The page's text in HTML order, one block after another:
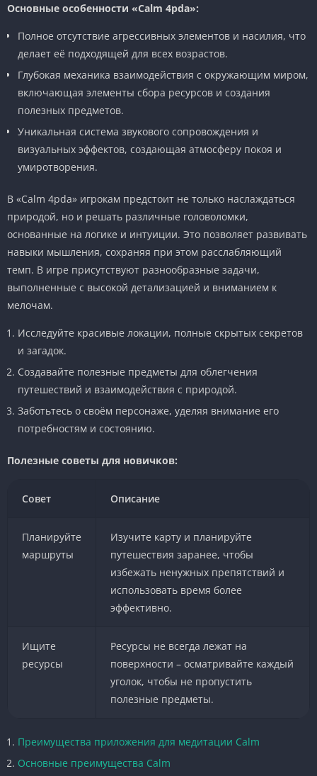
Основные особенности «Calm 4pda»:
Полное отсутствие агрессивных элементов и насилия, что
делает её подходящей для всех возрастов.
Глубокая механика взаимодействия с окружающим миром,
включающая элементы сбора ресурсов и создания
полезных предметов.
Уникальная система звукового сопровождения и
визуальных эффектов, создающая атмосферу покоя и
умиротворения.
В «Calm 4pda» игрокам предстоит не только наслаждаться
природой, но и решать различные головоломки,
основанные на логике и интуиции. Это позволяет развивать
навыки мышления, сохраняя при этом расслабляющий
темп. В игре присутствуют разнообразные задачи,
выполненные с высокой детализацией и вниманием к
мелочам.
Исследуйте красивые локации, полные скрытых секретов
и загадок.
Создавайте полезные предметы для облегчения
путешествий и взаимодействия с природой.
Заботьтесь о своём персонаже, уделяя внимание его
потребностям и состоянию.
Полезные советы для новичков:
Совет Описание
Планируйте
маршруты
Изучите карту и планируйте
путешествия заранее, чтобы
избежать ненужных препятствий и
использовать время более
эффективно.
Ищите
ресурсы
Ресурсы не всегда лежат на
поверхности – осматривайте каждый
уголок, чтобы не пропустить
полезные предметы.
Преимущества приложения для медитации Calm
Основные преимущества Calm